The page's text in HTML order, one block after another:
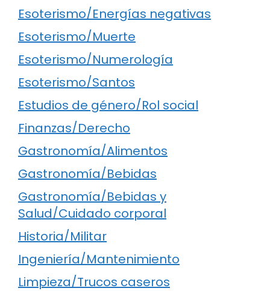
Esoterismo/Energías negativas
Esoterismo/Muerte
Esoterismo/Numerología
Esoterismo/Santos
Estudios de género/Rol social
Finanzas/Derecho
Gastronomía/Alimentos
Gastronomía/Bebidas
Gastronomía/Bebidas y
Salud/Cuidado corporal
Historia/Militar
Ingeniería/Mantenimiento
Limpieza/Trucos caseros